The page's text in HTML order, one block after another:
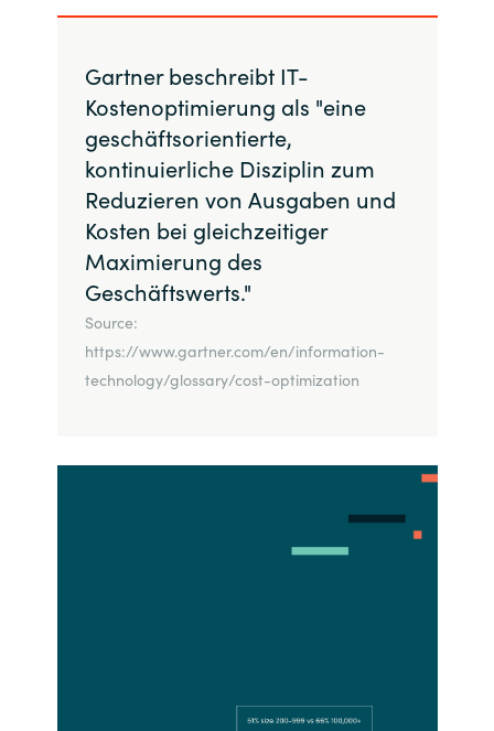
Gartner beschreibt IT-
Kostenoptimierung als "eine
geschäftsorientierte,
kontinuierliche Disziplin zum
Reduzieren von Ausgaben und
Kosten bei gleichzeitiger
Maximierung des
Geschäftswerts."
Source:
https://www.gartner.com/en/information-
technology/glossary/cost-optimization